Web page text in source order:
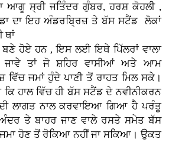
ਆਗੂ ਸ੍ਰੀ ਜਤਿੰਦਰ ਗੁੰਬਰ, ਹਰਸ਼ ਕੋਹਲੀ ,
ਦਾ ਇਹ ਅੰਡਰਬ੍ਰਿਜ਼ ਤੇ ਬੱਸ ਸਟੈਂਡ ਲੋਕਾਂ
ਥਾਂ
ਬਣੇ ਹੋਏ ਹਨ , ਇਸ ਲਈ ਇਥੇ ਪਿੱਲਰਾਂ ਵਾਲਾ
ਜਾਵੇ ਤਾਂ ਜੋ ਸ਼ਹਿਰ ਵਾਸੀਆਂ ਅਤੇ ਆਮ
ਵਿੱਚ ਜਮਾਂ ਹੁੰਦੇ ਪਾਣੀ ਤੋਂ ਰਾਹਤ ਮਿਲ ਸਕੇ।
ਹਾਲ ਵਿੱਚ ਹੀ ਬੱਸ ਸਟੈਂਡ ਦੇ ਨਵੀਨੀਕਰਨ
ਲਾਗਤ ਨਾਲ ਕਰਵਾਇਆ ਗਿਆ ਹੈ ਪਰੰਤੂ
ਤੇ ਬਾਹਰ ਜਾਣ ਵਾਲੇ ਰਸਤੇ ਸਮੇਤ ਬੱਸ
ਹੋਣ ਤੋਂ ਰੋਕਿਆ ਨਹੀਂ ਜਾ ਸਕਿਆ। ਉਕਤ